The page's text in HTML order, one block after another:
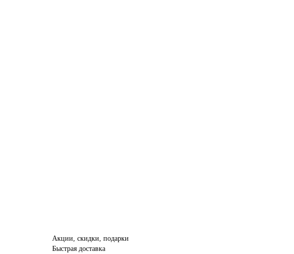
Акции, скидки, подарки
Быстрая доставка